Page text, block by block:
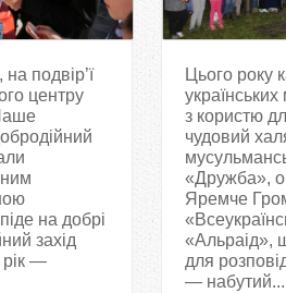
подвір’ї
центру
на добрі
захід
рік —
Цього року
з користю
чудовий
«Дружба»,
Яремче
«Альраід»,
для
— набутий...